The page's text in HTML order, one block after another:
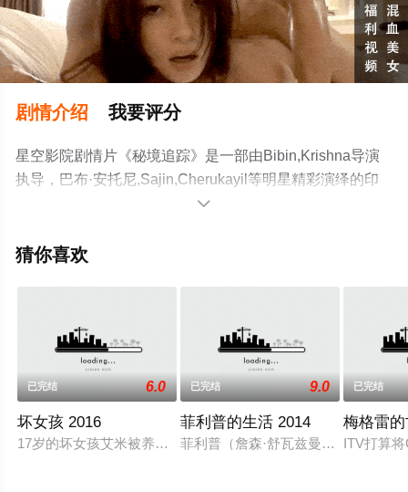
剧情介绍 我要评分
星空影院剧情片《秘境追踪》是一部由Bibin,Krishna导演
执导，巴布·安托尼,Sajin,Cherukayil等明星精彩演绎的印
度电影，手机免费观看高清无删减完整版电影大全就上星
情网等平台了解。

猜你喜欢
已完结 6.0
坏女孩 2016
17岁的坏女孩艾米被养父母给了最后一次机会，他们认为艾米
已完结 9.0
菲利普的生活 2014
菲利普（詹森·舒瓦兹曼饰演）是纽
已完结
梅格雷
ITV打算